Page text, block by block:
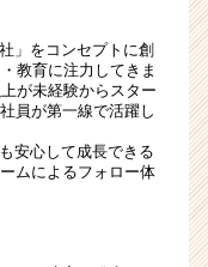
」をコンセプトに創
教育に注力してきま
が未経験からスター
員が第一線で活躍し
安心して成長できる
ムによるフォロー体